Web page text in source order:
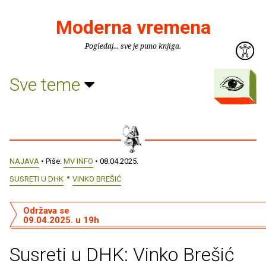
Moderna vremena
Pogledaj... sve je puno knjiga.
Sve teme
NAJAVA • Piše: MV INFO • 08.04.2025.
SUSRETI U DHK
VINKO BREŠIĆ
Susreti u DHK: Vinko Brešić
Održava se
09.04.2025. u 19h